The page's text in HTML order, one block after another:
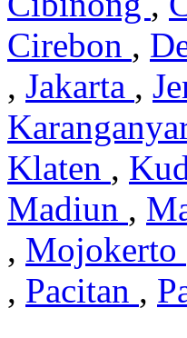
Cirebon ,
, Jakarta ,
Klaten ,
Madiun ,
, Mojokerto
, Pacitan ,